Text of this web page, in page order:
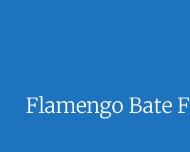
Flamengo Bate